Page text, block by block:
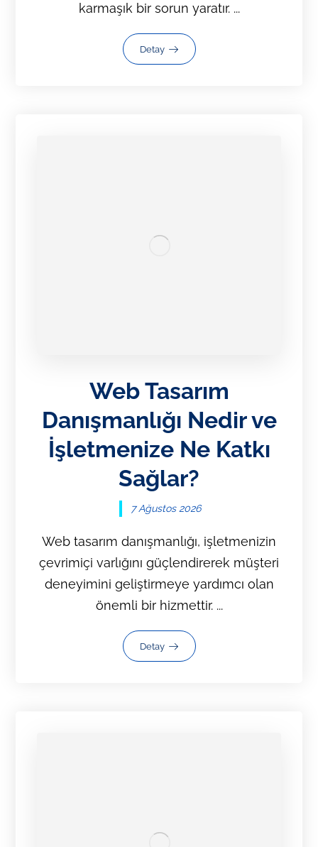
karmaşık bir sorun yaratır. ...
Detay
Web Tasarım
Danışmanlığı Nedir ve
İşletmenize Ne Katkı
Sağlar?
7 Ağustos 2026
Web tasarım danışmanlığı, işletmenizin
çevrimiçi varlığını güçlendirerek müşteri
deneyimini geliştirmeye yardımcı olan
önemli bir hizmettir. ...
Detay